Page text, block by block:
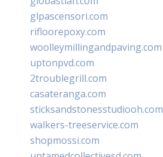
glpascensori.com
rifloorepoxy.com
woolleymillingandpaving.com
uptonpvd.com
2troublegrill.com
casateranga.com
sticksandstonesstudiooh.com
walkers-treeservice.com
shopmossi.com